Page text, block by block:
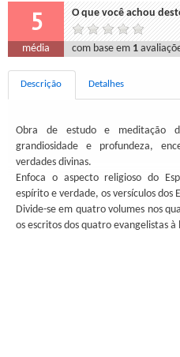
5 O que você achou
média com base em 1
Descrição Detalhes
Obra de estudo e meditação
grandiosidade e profundeza,
verdades divinas.
Enfoca o aspecto religioso do
espírito e verdade, os versículos dos
Divide-se em quatro volumes nos
os escritos dos quatro evangelistas